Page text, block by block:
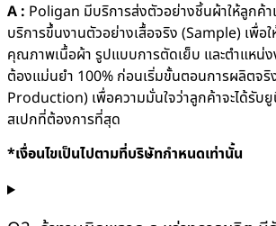
A : Poligan มีบริการส่งตัวอย่างชิ้นผ้าให้ลูกค้
บริการขึ้นงานตัวอย่างเสื้อจริง (Sample) เพื่อ
คุณภาพเนื้อผ้า รูปแบบการตัดเย็บ และตำแหน่
ต้องแม่นยำ 100% ก่อนเริ่มขั้นตอนการผลิตจริ
Production) เพื่อความมั่นใจว่าลูกค้าจะได้รับ
สเปกที่ต้องการที่สุด
*เงื่อนไขเป็นไปตามที่บริษัทกำหนดเท่านั้น